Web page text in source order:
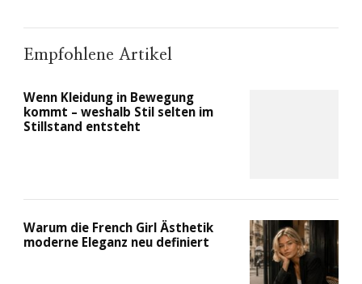
Empfohlene Artikel
Wenn Kleidung in Bewegung
kommt – weshalb Stil selten im
Stillstand entsteht
Warum die French Girl Ästhetik
moderne Eleganz neu definiert